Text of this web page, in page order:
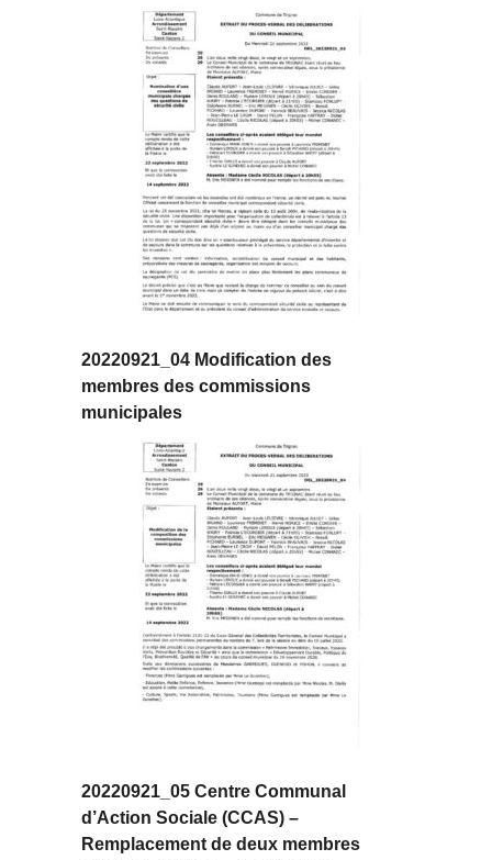
20220921_04 Modification des
membres des commissions
municipales
20220921_05 Centre Communal
d’Action Sociale (CCAS) –
Remplacement de deux membres